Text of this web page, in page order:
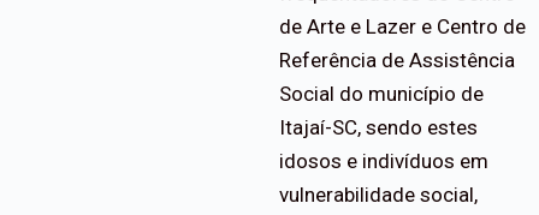
de Arte e Lazer e Centro de
Referência de Assistência
Social do município de
Itajaí-SC, sendo estes
idosos e indivíduos em
vulnerabilidade social,